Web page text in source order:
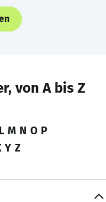
von A bis Z
L M N O P
Y Z